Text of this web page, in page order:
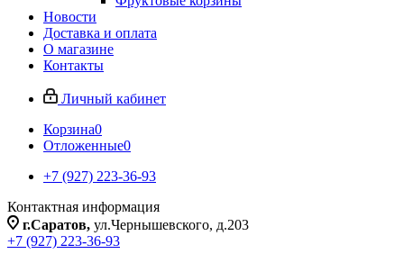
Новости
Доставка и оплата
О магазине
Контакты
Личный кабинет
Корзина0
Отложенные0
+7 (927) 223-36-93
Контактная информация
г.Саратов, ул.Чернышевского, д.203
+7 (927) 223-36-93